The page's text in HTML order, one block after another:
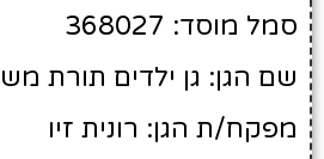
סמל מוסד: 368027
שם הגן: גן ילדים תורת
מפקח/ת הגן: רונית זיו